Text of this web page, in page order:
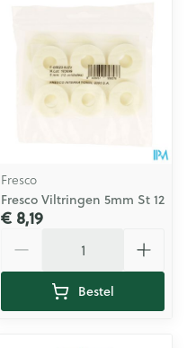
Fresco
Fresco Viltringen 5mm St 12
€ 8,19
Bestel